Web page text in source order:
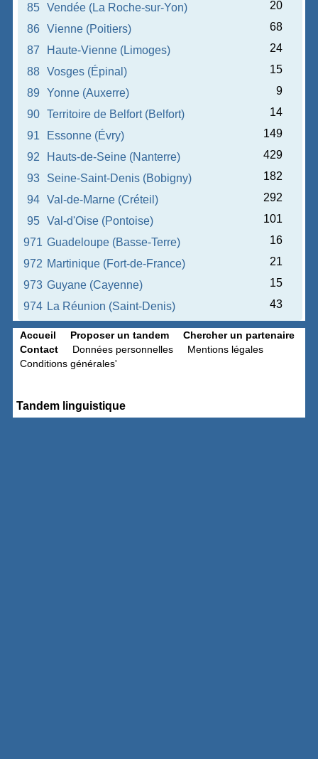
85
Vendée (La Roche-sur-Yon)
20
86
Vienne (Poitiers)
68
87
Haute-Vienne (Limoges)
24
88
Vosges (Épinal)
15
89
Yonne (Auxerre)
9
90
Territoire de Belfort (Belfort)
14
91
Essonne (Évry)
149
92
Hauts-de-Seine (Nanterre)
429
93
Seine-Saint-Denis (Bobigny)
182
94
Val-de-Marne (Créteil)
292
95
Val-d'Oise (Pontoise)
101
971 Guadeloupe (Basse-Terre)
16
972 Martinique (Fort-de-France)
21
973 Guyane (Cayenne)
15
974 La Réunion (Saint-Denis) 43
Accueil Proposer un tandem
Chercher un partenaire
Contact
Données personnelles
Mentions légales
Conditions générales'
Tandem linguistique